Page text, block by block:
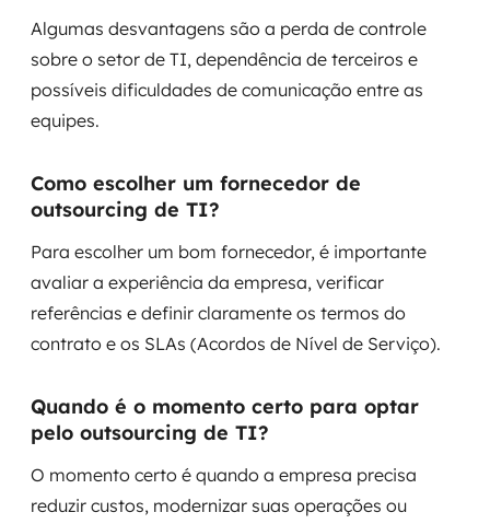
Algumas desvantagens são a perda de controle
sobre o setor de TI, dependência de terceiros e
possíveis dificuldades de comunicação entre as
equipes.
Como escolher um fornecedor de
outsourcing de TI?
Para escolher um bom fornecedor, é importante
avaliar a experiência da empresa, verificar
referências e definir claramente os termos do
contrato e os SLAs (Acordos de Nível de Serviço).
Quando é o momento certo para optar
pelo outsourcing de TI?
O momento certo é quando a empresa precisa
reduzir custos, modernizar suas operações ou